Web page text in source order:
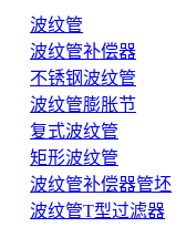
波纹管
波纹管补偿器
不锈钢波纹管
波纹管膨胀节
复式波纹管
矩形波纹管
波纹管补偿器管坯
波纹管T型过滤器